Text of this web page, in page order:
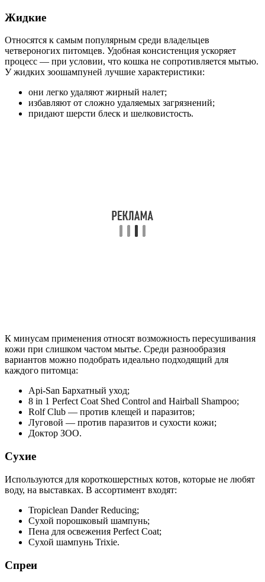
Жидкие
Относятся к самым популярным среди владельцев
четвероногих питомцев. Удобная консистенция ускоряет
процесс — при условии, что кошка не сопротивляется мытью.
У жидких зоошампуней лучшие характеристики:
они легко удаляют жирный налет;
избавляют от сложно удаляемых загрязнений;
придают шерсти блеск и шелковистость.
К минусам применения относят возможность пересушивания
кожи при слишком частом мытье. Среди разнообразия
вариантов можно подобрать идеально подходящий для
каждого питомца:
Api-San Бархатный уход;
8 in 1 Perfect Coat Shed Control and Hairball Shampoo;
Rolf Club — против клещей и паразитов;
Луговой — против паразитов и сухости кожи;
Доктор ЗОО.
Сухие
Используются для короткошерстных котов, которые не любят
воду, на выставках. В ассортимент входят:
Tropiclean Dander Reducing;
Сухой порошковый шампунь;
Пена для освежения Perfect Coat;
Сухой шампунь Trixie.
Спреи